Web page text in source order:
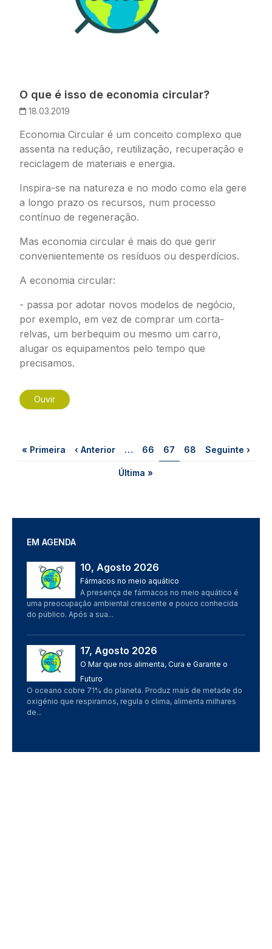
O que é isso de economia circular?
18.03.2019
Economia Circular é um conceito complexo que
assenta na redução, reutilização, recuperação e
reciclagem de materiais e energia.
Inspira-se na natureza e no modo como ela gere
a longo prazo os recursos, num processo
contínuo de regeneração.
Mas economia circular é mais do que gerir
convenientemente os resíduos ou desperdícios.
A economia circular:
- passa por adotar novos modelos de negócio,
por exemplo, em vez de comprar um corta-
relvas, um berbequim ou mesmo um carro,
alugar os equipamentos pelo tempo que
precisamos.
Ouvir
Primeira página
« Primeira Página anterior
‹ Anterior … Página
66 Página
67 Página
68 Próxima página
Seguinte ›
Última página
Última »
EM AGENDA
Imagem 10, Agosto 2026
Fármacos no meio aquático
A presença de fármacos no meio aquático é
uma preocupação ambiental crescente e pouco conhecida
do público. Após a sua...
Imagem 17, Agosto 2026
O Mar que nos alimenta, Cura e Garante o
Futuro
O oceano cobre 71% do planeta. Produz mais de metade do
oxigénio que respiramos, regula o clima, alimenta milhares
de...